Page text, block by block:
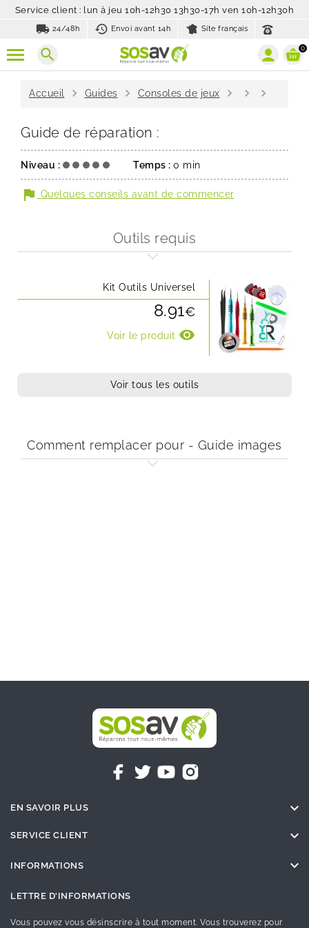
Service client : lun à jeu 10h-12h30 13h30-17h ven 10h-12h30h
local_shipping 24/48h history_toggle_off
Envoi avant 14h Site français
search 0
Accueil chevron_right Guides chevron_right Consoles de jeux chevron_right chevron_right chevron_right
Guide de réparation :
Niveau : Temps : 0 min
flag Quelques conseils avant de commencer
Outils requis
Kit Outils Universel
8.91€
Voir le produit visibility
Voir tous les outils
Comment remplacer pour - Guide images
EN SAVOIR PLUS 
SERVICE CLIENT 
INFORMATIONS 
LETTRE D'INFORMATIONS
Vous pouvez vous désinscrire à tout moment. Vous trouverez pour